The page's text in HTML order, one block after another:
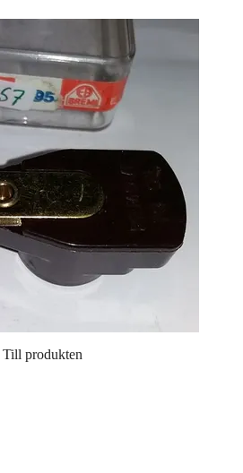
Till produkten